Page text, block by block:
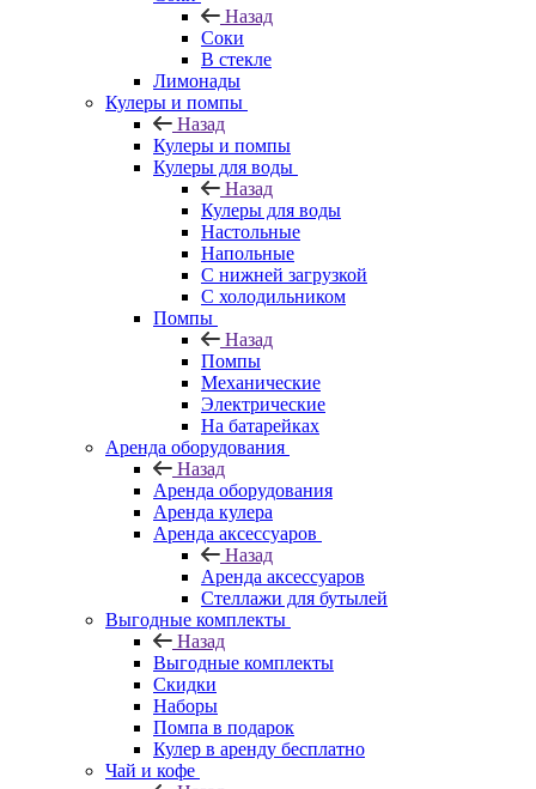
Назад
Соки
В стекле
Лимонады
Кулеры и помпы
Назад
Кулеры и помпы
Кулеры для воды
Назад
Кулеры для воды
Настольные
Напольные
С нижней загрузкой
С холодильником
Помпы
Назад
Помпы
Механические
Электрические
На батарейках
Аренда оборудования
Назад
Аренда оборудования
Аренда кулера
Аренда аксессуаров
Назад
Аренда аксессуаров
Стеллажи для бутылей
Выгодные комплекты
Назад
Выгодные комплекты
Скидки
Наборы
Помпа в подарок
Кулер в аренду бесплатно
Чай и кофе